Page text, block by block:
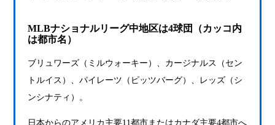
MLBナショナルリーグ中地区は4球団（カッコ内
は都市名）
ブリュワーズ（ミルウォーキー）、カージナルス（セン
トルイス）、パイレーツ（ピッツバーグ）、レッズ（シ
ンシナティ）。
日本からのアメリカ主要11都市またはカナダ主要4都市へ